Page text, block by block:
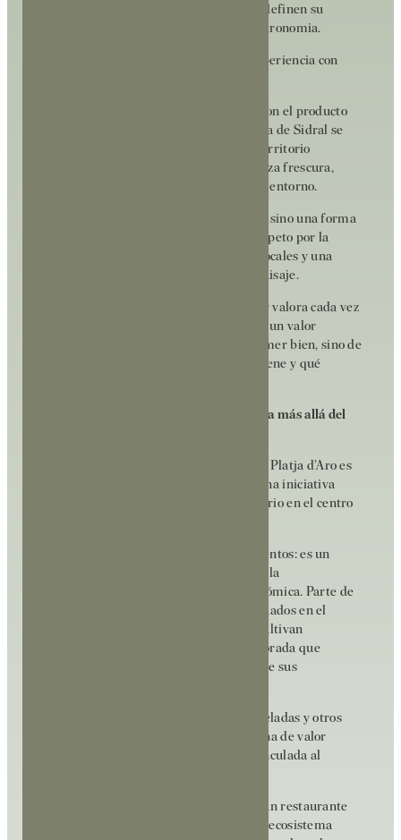
basa en dos pilares fundamentales que definen su
filosofía y su manera de entender la gastronomia.
Producto de temporada y Km 0: una experiencia con
El primer gran pilar es el compromiso con el producto
de proximidad y de temporada. La cocina de Sidral se
construye a partir de ingredientes del territorio
inmediato del Ampurdán, lo que garantiza frescura,
coherencia y una conexión directa con el entorno.
Este enfoque Km 0 no es una tendencia, sino una forma
de trabajar con implicaciones reales: respeto por la
temporalidad, apoyo a los productores locales y una
cocina que cambia y evoluciona con el paisaje.
En un momento en el que el consumidor valora cada vez
más la autenticidad, este modelo aporta un valor
añadido evidente. No se trata solo de comer bien, sino de
saber qué se está comiendo, de dónde viene y qué
El universo Mooma: una filosofía que va más allá del
El segundo gran pilar del éxito de Sidral Platja d’Aro es
su pertenencia al universo de Mooma, una iniciativa
empresarial que ha convertido el territorio en el centro
Mooma no es solo un productor de alimentos: es un
proyecto integral que engloba el cultivo, la
transformación y la experiencia gastronómica. Parte de
sus productos se generan en campos situados en el
Parque Natural del Montgrí, donde se cultivan
manzanas y otros ingredientes de temporada que
posteriormente se utilizan en la cocina de sus
Además, elaboran sidras, zumos, mermeladas y otros
productos propios, reforzando una cadena de valor
cerrada, sostenible y profundamente vinculada al
Este modelo permite que Sidral no sea un restaurante
aislado, sino una puerta de entrada a un ecosistema